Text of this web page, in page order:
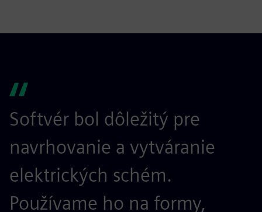
Softvér bol dôležitý pre
navrhovanie a vytváranie
elektrických schém.
Používame ho na formy,